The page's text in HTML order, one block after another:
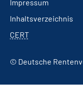
Impressum
Inhaltsverzeichnis
CERT
© Deutsche